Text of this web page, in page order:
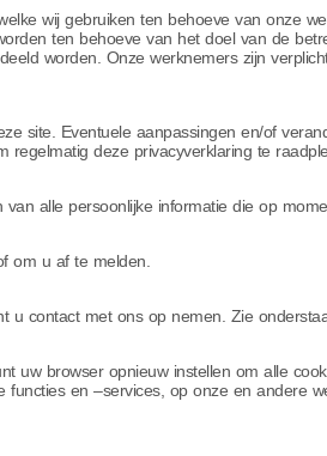
wij gebruiken ten behoeve van onze
ten behoeve van het doel van de
worden. Onze werknemers zijn
site. Eventuele aanpassingen en/of
deze privacyverklaring te
alle persoonlijke informatie die op
om u af te melden.
contact met ons op nemen. Zie
uw browser opnieuw instellen om alle
en –services, op onze en andere